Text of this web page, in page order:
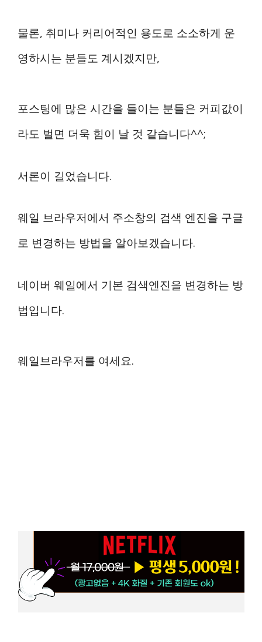
물론, 취미나 커리어적인 용도로 소소하게 운
영하시는 분들도 계시겠지만,
포스팅에 많은 시간을 들이는 분들은 커피값이
라도 벌면 더욱 힘이 날 것 같습니다^^;
서론이 길었습니다.
웨일 브라우저에서 주소창의 검색 엔진을 구글
로 변경하는 방법을 알아보겠습니다.
네이버 웨일에서 기본 검색엔진을 변경하는 방
법입니다.
웨일브라우저를 여세요.